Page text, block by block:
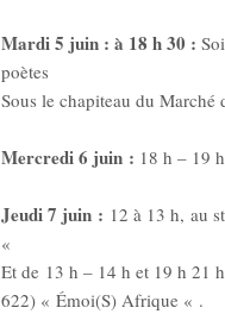
Mardi 5 juin : à 18 h 30 :
poètes
Sous le chapiteau du Marché
Mercredi 6 juin : 18 h – 19
Jeudi 7 juin : 12 à 13 h, au
«
Et de 13 h – 14 h et 19 h 21
622) « Émoi(S) Afrique « .